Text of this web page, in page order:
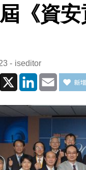
《資
iseditor
Line X LinkedInEmail